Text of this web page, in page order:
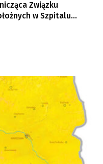
Związku
w Szpitalu